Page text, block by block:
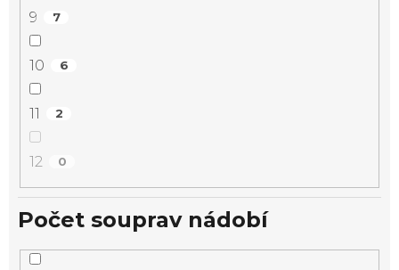
9 7
10 6
11 2
12 0
Počet souprav nádobí